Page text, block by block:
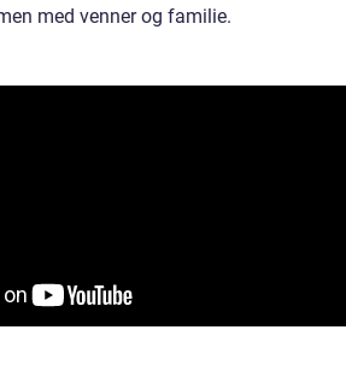
med venner og familie.